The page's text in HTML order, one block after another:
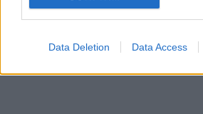
Data Deletion Data Access